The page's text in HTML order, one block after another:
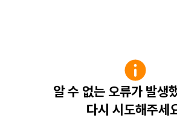
알 수 없는 오류가 발생
다시 시도해주세